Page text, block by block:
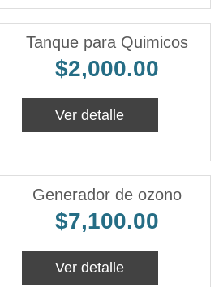
Tanque para Quimicos
$2,000.00
Ver detalle
Generador de ozono
$7,100.00
Ver detalle